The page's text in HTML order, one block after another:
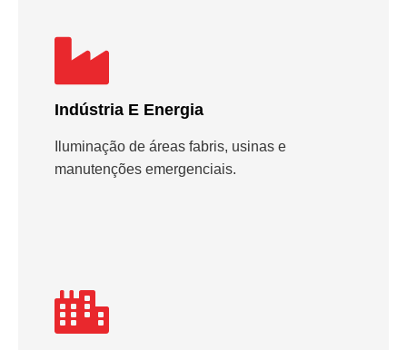
Indústria E Energia
Iluminação de áreas fabris, usinas e
manutenções emergenciais.